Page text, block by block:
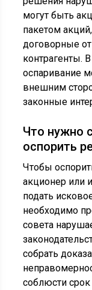
могут быть
пакетом
договорные
контрагенты.
оспаривание
внешним
законные
Что нужно
оспорить
Чтобы
акционер или
подать
необходимо
совета
собрать
соблюсти